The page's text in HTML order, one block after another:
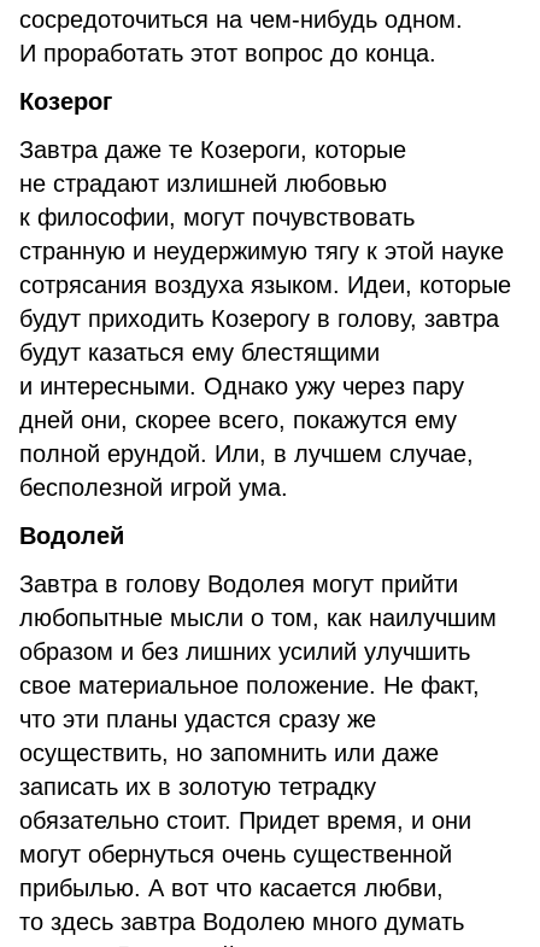
сосредоточиться на чем-нибудь одном.
И проработать этот вопрос до конца.
Козерог
Завтра даже те Козероги, которые
не страдают излишней любовью
к философии, могут почувствовать
странную и неудержимую тягу к этой науке
сотрясания воздуха языком. Идеи, которые
будут приходить Козерогу в голову, завтра
будут казаться ему блестящими
и интересными. Однако ужу через пару
дней они, скорее всего, покажутся ему
полной ерундой. Или, в лучшем случае,
бесполезной игрой ума.
Водолей
Завтра в голову Водолея могут прийти
любопытные мысли о том, как наилучшим
образом и без лишних усилий улучшить
свое материальное положение. Не факт,
что эти планы удастся сразу же
осуществить, но запомнить или даже
записать их в золотую тетрадку
обязательно стоит. Придет время, и они
могут обернуться очень существенной
прибылью. А вот что касается любви,
то здесь завтра Водолею много думать